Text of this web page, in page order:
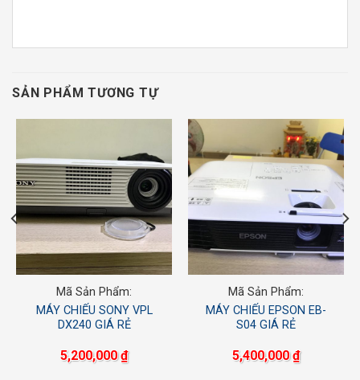
SẢN PHẨM TƯƠNG TỰ
Mã Sản Phẩm:
MÁY CHIẾU SONY VPL
DX240 GIÁ RẺ
5,200,000₫
Mã Sản Phẩm:
MÁY CHIẾU EPSON EB-
S04 GIÁ RẺ
5,400,000₫